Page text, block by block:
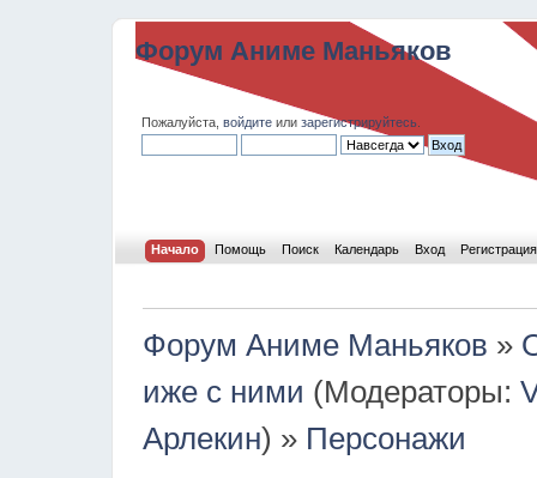
Форум Аниме Маньяков
Пожалуйста,войдите илизарегистрируйтесь
Начало Помощь Поиск Календарь Вход Регистрация
Форум Аниме Маньяков »
иже с ними (Модераторы:
Арлекин) » Персонажи